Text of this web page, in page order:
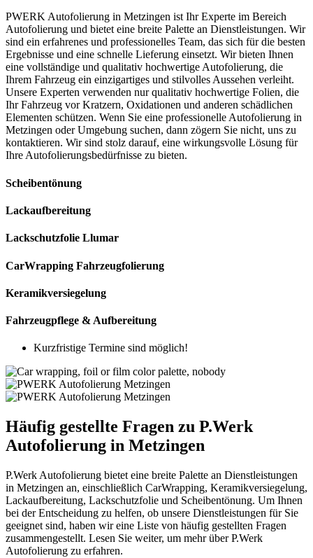
PWERKAutofolierung in Metzingen istIhrExperte im Bereich
Autofolierung und bieteteine breite Palette an Dienstleistungen. Wir
sind ein erfahrenes und professionelles Team, das sich fürdie besten
Ergebnisse und eine schnelle Lieferung einsetzt. Wirbieten Ihnen
eine vollständige und qualitativ hochwertigeAutofolierung, die
Ihrem Fahrzeug ein einzigartiges und stilvollesAussehen verleiht.
Unsere Experten verwenden nurqualitativ hochwertige Folien, die
IhrFahrzeug vorKratzern, Oxidationen und anderen schädlichen
Elementen schützen. Wenn Sie eine professionelleAutofolierung in
Metzingen oderUmgebung suchen, dann zögern Sie nicht, uns zu
kontaktieren. Wirsind stolz darauf, eine wirkungsvolle Lösung für
IhreAutofolierungsbedürfnisse zu bieten.
Scheibentönung
Lackaufbereitung
Lackschutzfolie Llumar
CarWrapping Fahrzeugfolierung
Keramikversiegelung
Fahrzeugpflege & Aufbereitung
Kurzfristige Termine sind möglich!
Häufig gestellte Fragen zu P.Werk
Autofolierung in Metzingen
P.Werk Autofolierung bietet eine breite Palette an Dienstleistungen
in Metzingen an, einschließlich CarWrapping, Keramikversiegelung,
Lackaufbereitung, Lackschutzfolie und Scheibentönung. Um Ihnen
bei derEntscheidung zu helfen, ob unsere Dienstleistungen fürSie
geeignet sind, haben wireine Liste von häufig gestellten Fragen
zusammengestellt. Lesen Sie weiter, um mehrüberP.Werk
Autofolierung zu erfahren.